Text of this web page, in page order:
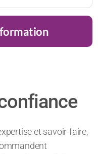
et savoir-faire,